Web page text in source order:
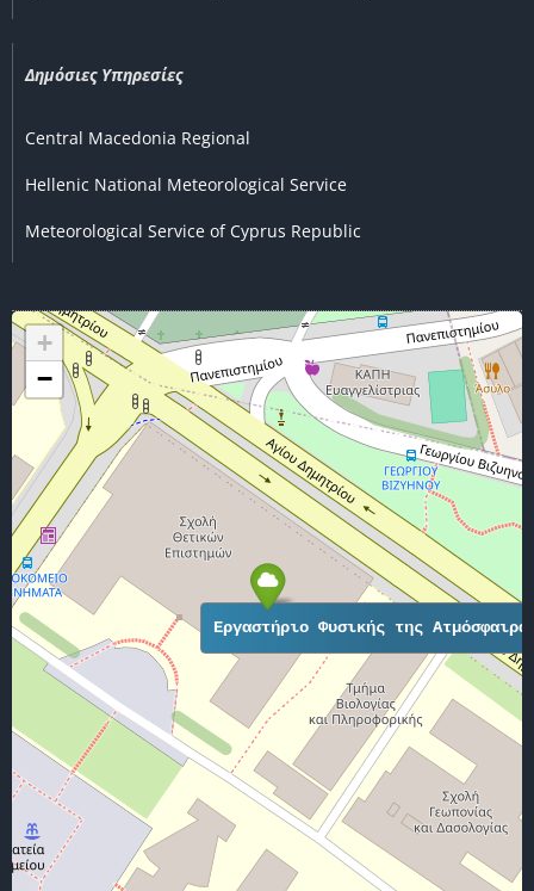
Δημόσιες Υπηρεσίες
Central Macedonia Regional
Hellenic National Meteorological Service
Meteorological Service of Cyprus Republic